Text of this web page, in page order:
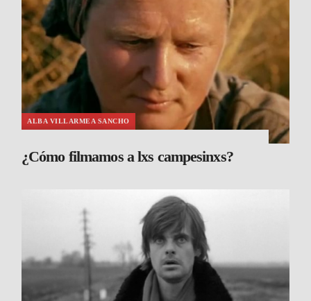
ALBA VILLARMEA SANCHO
¿Cómo filmamos a lxs campesinxs?